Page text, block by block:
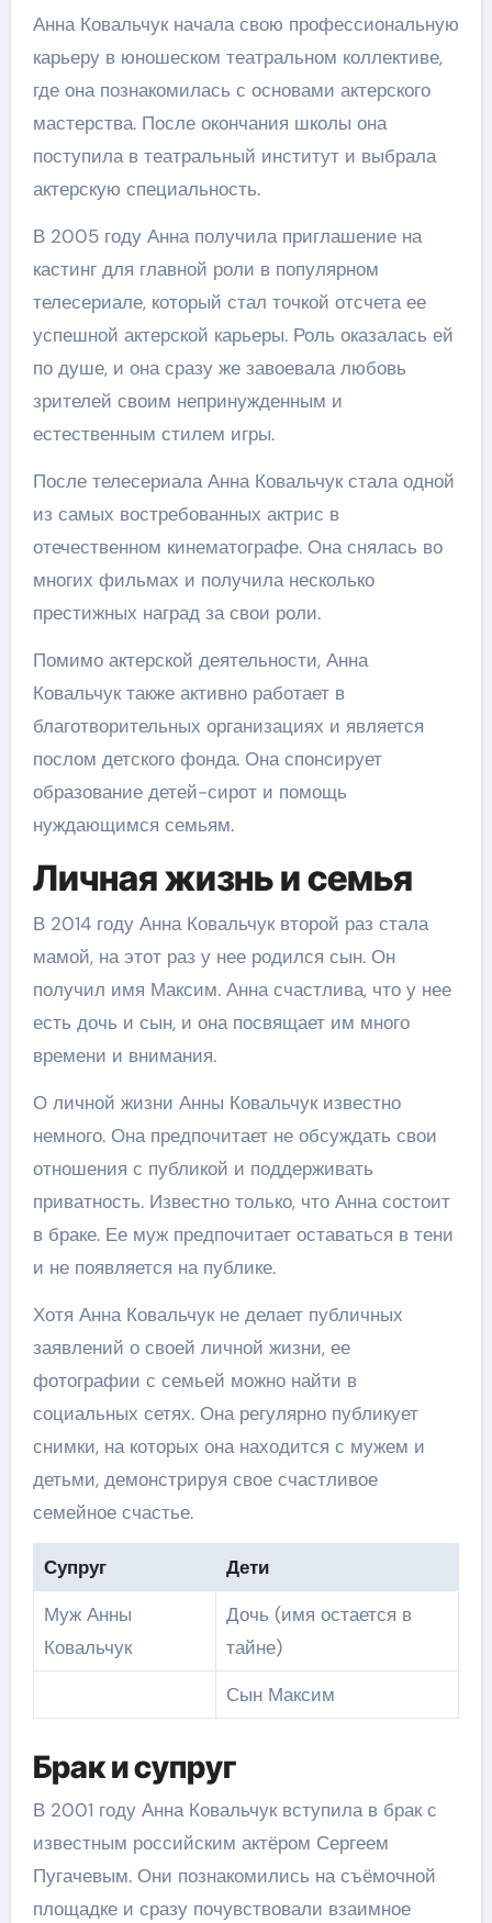
Анна Ковальчук начала свою профессиональную
карьеру в юношеском театральном коллективе,
где она познакомилась с основами актерского
мастерства. После окончания школы она
поступила в театральный институт и выбрала
актерскую специальность.
В 2005 году Анна получила приглашение на
кастинг для главной роли в популярном
телесериале, который стал точкой отсчета ее
успешной актерской карьеры. Роль оказалась ей
по душе, и она сразу же завоевала любовь
зрителей своим непринужденным и
естественным стилем игры.
После телесериала Анна Ковальчук стала одной
из самых востребованных актрис в
отечественном кинематографе. Она снялась во
многих фильмах и получила несколько
престижных наград за свои роли.
Помимо актерской деятельности, Анна
Ковальчук также активно работает в
благотворительных организациях и является
послом детского фонда. Она спонсирует
образование детей-сирот и помощь
нуждающимся семьям.
Личная жизнь и семья
В 2014 году Анна Ковальчук второй раз стала
мамой, на этот раз у нее родился сын. Он
получил имя Максим. Анна счастлива, что у нее
есть дочь и сын, и она посвящает им много
времени и внимания.
О личной жизни Анны Ковальчук известно
немного. Она предпочитает не обсуждать свои
отношения с публикой и поддерживать
приватность. Известно только, что Анна состоит
в браке. Ее муж предпочитает оставаться в тени
и не появляется на публике.
Хотя Анна Ковальчук не делает публичных
заявлений о своей личной жизни, ее
фотографии с семьей можно найти в
социальных сетях. Она регулярно публикует
снимки, на которых она находится с мужем и
детьми, демонстрируя свое счастливое
семейное счастье.
Супруг
Дети
Муж Анны
Ковальчук
Дочь (имя остается в
тайне)
Сын Максим
Брак и супруг
В 2001 году Анна Ковальчук вступила в брак с
известным российским актёром Сергеем
Пугачевым. Они познакомились на съёмочной
площадке и сразу почувствовали взаимное